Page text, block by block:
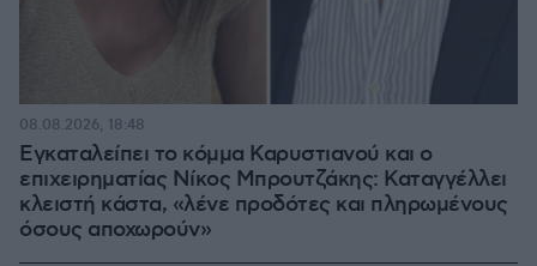
Εγκαταλείπει το κόμμα Καρυστιανού και ο
επιχειρηματίας Νίκος Μπρουτζάκης: Καταγγέλλει
κλειστή κάστα, «λένε προδότες και πληρωμένους
όσους αποχωρούν»
08.08.2026, 18:48